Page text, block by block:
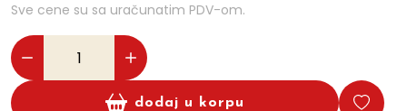
Sve cene su sa uračunatim PDV-om.
dodaj u korpu